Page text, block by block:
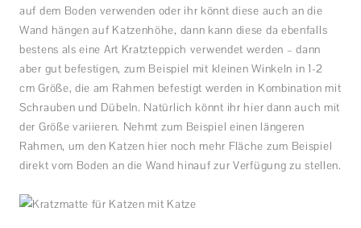
auf dem Boden verwenden oder ihr könnt diese auch an die
Wand hängen auf Katzenhöhe, dann kann diese da ebenfalls
bestens als eine Art Kratzteppich verwendet werden – dann
aber gut befestigen, zum Beispiel mit kleinen Winkeln in 1-2
cm Größe, die am Rahmen befestigt werden in Kombination mit
Schrauben und Dübeln. Natürlich könnt ihr hier dann auch mit
der Größe variieren. Nehmt zum Beispiel einen längeren
Rahmen, um den Katzen hier noch mehr Fläche zum Beispiel
direkt vom Boden an die Wand hinauf zur Verfügung zu stellen.